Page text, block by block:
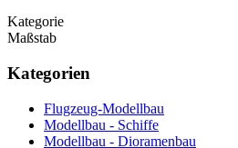
Kategorie
Maßstab
Kategorien
Flugzeug-Modellbau
Modellbau - Schiffe
Modellbau - Dioramenbau